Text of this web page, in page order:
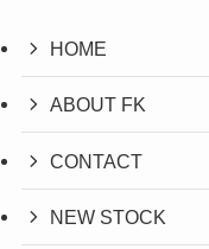
HOME
ABOUT FK
CONTACT
NEW STOCK